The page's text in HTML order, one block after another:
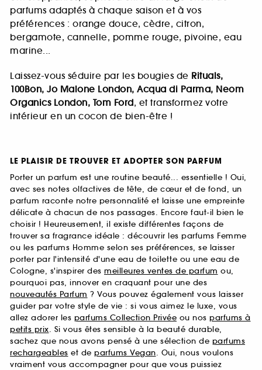
parfums adaptés à chaque saison et à vos
préférences : orange douce, cèdre, citron,
bergamote, cannelle, pomme rouge, pivoine, eau
marine...
Laissez-vous séduire par les bougies de Rituals,
100Bon, Jo Malone London, Acqua di Parma, Neom
Organics London, Tom Ford, et transformez votre
intérieur en un cocon de bien-être !
LE PLAISIR DE TROUVER ET ADOPTER SON PARFUM
Porter un parfum est une routine beauté... essentielle ! Oui,
avec ses notes olfactives de tête, de cœur et de fond, un
parfum raconte notre personnalité et laisse une empreinte
délicate à chacun de nos passages. Encore faut-il bien le
choisir ! Heureusement, il existe différentes façons de
trouver sa fragrance idéale : découvrir les parfums Femme
ou les parfums Homme selon ses préférences, se laisser
porter par l'intensité d'une eau de toilette ou une eau de
Cologne, s'inspirer des meilleures ventes de parfum ou,
pourquoi pas, innover en craquant pour une des
nouveautés Parfum ? Vous pouvez également vous laisser
guider par votre style de vie : si vous aimez le luxe, vous
allez adorer les parfums Collection Privée ou nos parfums à
petits prix. Si vous êtes sensible à la beauté durable,
sachez que nous avons pensé à une sélection de parfums
rechargeables et de parfums Vegan. Oui, nous voulons
vraiment vous accompagner pour que vous puissiez